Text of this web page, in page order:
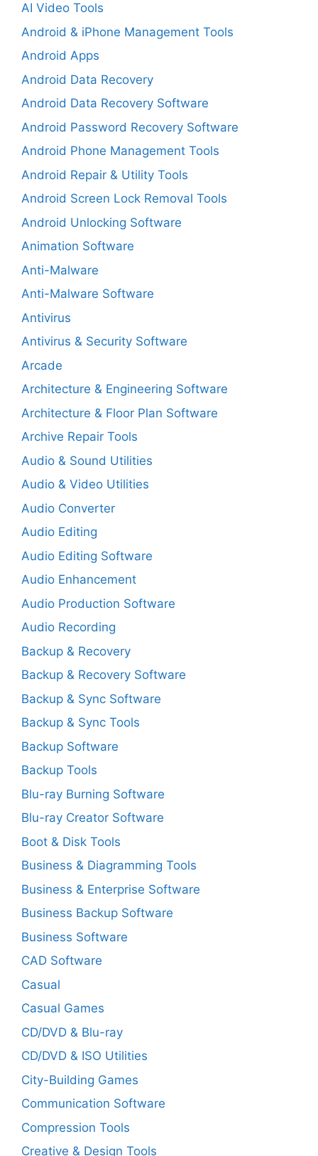
AI Video Tools
Android & iPhone Management Tools
Android Apps
Android Data Recovery
Android Data Recovery Software
Android Password Recovery Software
Android Phone Management Tools
Android Repair & Utility Tools
Android Screen Lock Removal Tools
Android Unlocking Software
Animation Software
Anti-Malware
Anti-Malware Software
Antivirus
Antivirus & Security Software
Arcade
Architecture & Engineering Software
Architecture & Floor Plan Software
Archive Repair Tools
Audio & Sound Utilities
Audio & Video Utilities
Audio Converter
Audio Editing
Audio Editing Software
Audio Enhancement
Audio Production Software
Audio Recording
Backup & Recovery
Backup & Recovery Software
Backup & Sync Software
Backup & Sync Tools
Backup Software
Backup Tools
Blu-ray Burning Software
Blu-ray Creator Software
Boot & Disk Tools
Business & Diagramming Tools
Business & Enterprise Software
Business Backup Software
Business Software
CAD Software
Casual
Casual Games
CD/DVD & Blu-ray
CD/DVD & ISO Utilities
City-Building Games
Communication Software
Compression Tools
Creative & Design Tools